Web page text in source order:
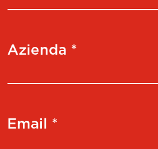
Azienda *
Email *